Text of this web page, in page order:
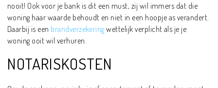
nooit! Ook voor je bank is dit een must, zij wil immers dat die
woning haar waarde behoudt en niet in een hoopje as verandert.
Daarbij is een brandverzekeringwettelijk verplicht als je je
woning ooit wil verhuren.
NOTARISKOSTEN